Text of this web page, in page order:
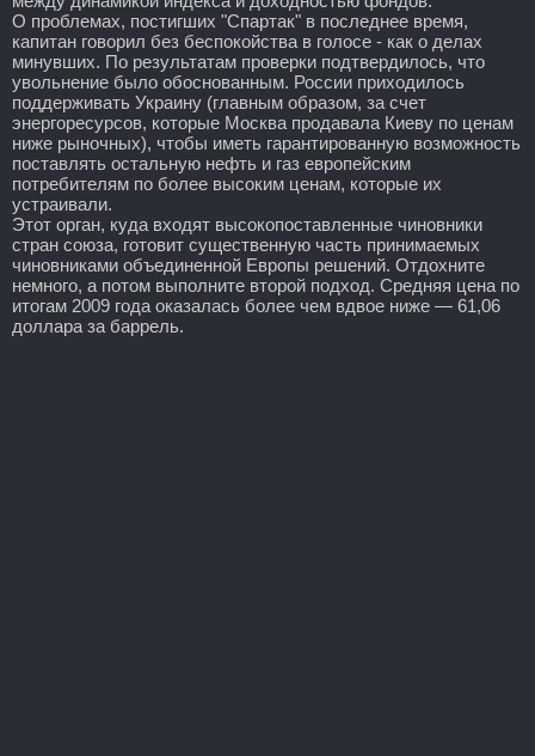
О проблемах, постигших "Спартак" в последнее время,
капитан говорил без беспокойства в голосе - как о делах
минувших. По результатам проверки подтвердилось, что
увольнение было обоснованным. России приходилось
поддерживать Украину (главным образом, за счет
энергоресурсов, которые Москва продавала Киеву по ценам
ниже рыночных), чтобы иметь гарантированную возможность
поставлять остальную нефть и газ европейским
потребителям по более высоким ценам, которые их
устраивали.
Этот орган, куда входят высокопоставленные чиновники
стран союза, готовит существенную часть принимаемых
чиновниками объединенной Европы решений. Отдохните
немного, а потом выполните второй подход. Средняя цена по
итогам 2009 года оказалась более чем вдвое ниже — 61,06
доллара за баррель.